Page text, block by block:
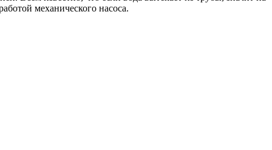
механического насоса.